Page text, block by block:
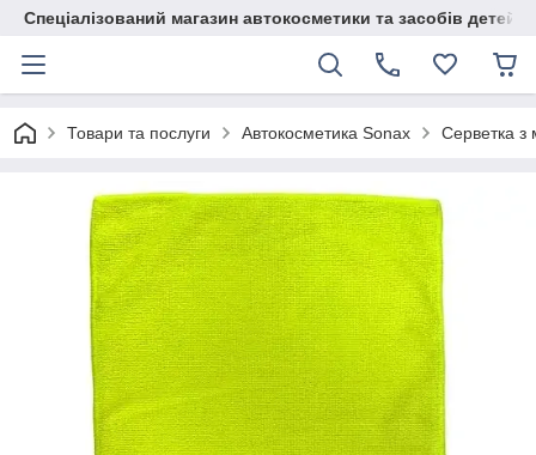
Спеціалізований магазин автокосметики та засобів
Товари та послуги Автокосметика Sonax Серветка з